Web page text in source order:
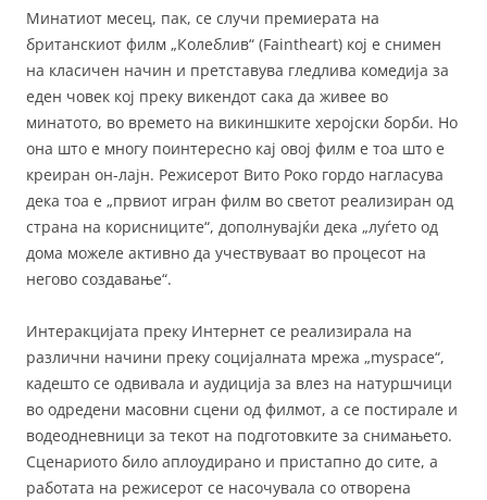
Минатиот месец, пак, се случи премиерата на
британскиот филм „Колеблив“ (Faintheart) кој е снимен
на класичен начин и претставува гледлива комедија за
еден човек кој преку викендот сака да живее во
минатото, во времето на викиншките херојски борби. Но
она што е многу поинтересно кај овој филм е тоа што е
креиран он-лајн. Режисерот Вито Роко гордо нагласува
дека тоа е „првиот игран филм во светот реализиран од
страна на корисниците“, дополнувајќи дека „луѓето од
дома можеле активно да учествуваат во процесот на
негово создавање“.
Интеракцијата преку Интернет се реализирала на
различни начини преку социјалната мрежа „myspace“,
кадешто се одвивала и аудиција за влез на натуршчици
во одредени масовни сцени од филмот, а се постирале и
водеодневници за текот на подготовките за снимањето.
Сценариото било аплоудирано и пристапно до сите, а
работата на режисерот се насочувала со отворена